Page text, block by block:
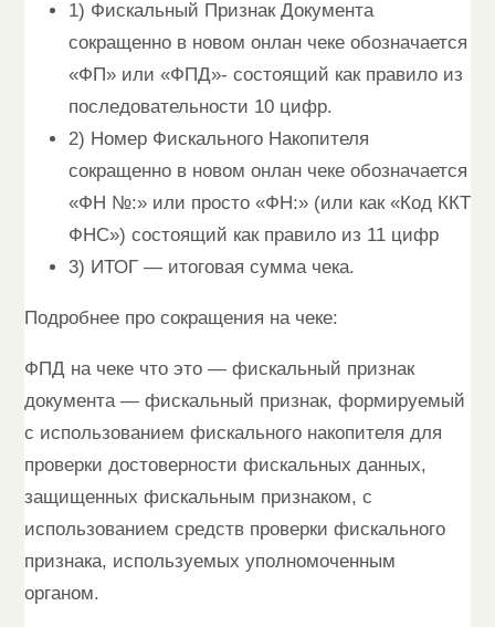
1) Фискальный Признак Документа
сокращенно в новом онлан чеке обозначается
«ФП» или «ФПД»- состоящий как правило из
последовательности 10 цифр.
2) Номер Фискального Накопителя
сокращенно в новом онлан чеке обозначается
«ФН №:» или просто «ФН:» (или как «Код ККТ
ФНС») состоящий как правило из 11 цифр
3) ИТОГ — итоговая сумма чека.
Подробнее про сокращения на чеке:
ФПД на чеке что это — фискальный признак
документа — фискальный признак, формируемый
с использованием фискального накопителя для
проверки достоверности фискальных данных,
защищенных фискальным признаком, с
использованием средств проверки фискального
признака, используемых уполномоченным
органом.